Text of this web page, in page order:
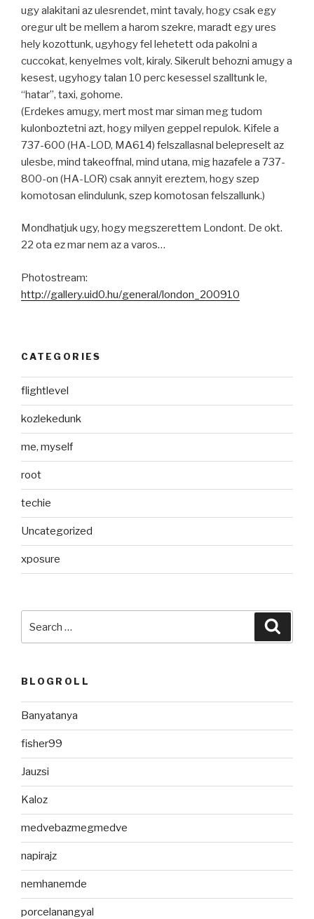
ugy alakitani az ulesrendet, mint tavaly, hogy csak egy
oregur ult be mellem a harom szekre, maradt egy ures
hely kozottunk, ugyhogy fel lehetett oda pakolni a
cuccokat, kenyelmes volt, kiraly. Sikerult behozni amugy a
kesest, ugyhogy talan 10 perc kesessel szalltunk le,
“hatar”, taxi, gohome.
(Erdekes amugy, mert most mar siman meg tudom
kulonboztetni azt, hogy milyen geppel repulok. Kifele a
737-600 (HA-LOD, MA614) felszallasnal belepreselt az
ulesbe, mind takeoffnal, mind utana, mig hazafele a 737-
800-on (HA-LOR) csak annyit ereztem, hogy szep
komotosan elindulunk, szep komotosan felszallunk.)
Mondhatjuk ugy, hogy megszerettem Londont. De okt.
22 ota ez mar nem az a varos…
Photostream:
http://gallery.uid0.hu/general/london_200910
CATEGORIES
flightlevel
kozlekedunk
me, myself
root
techie
Uncategorized
xposure
for:
BLOGROLL
Banyatanya
fisher99
Jauzsi
Kaloz
medvebazmegmedve
napirajz
nemhanemde
porcelanangyal